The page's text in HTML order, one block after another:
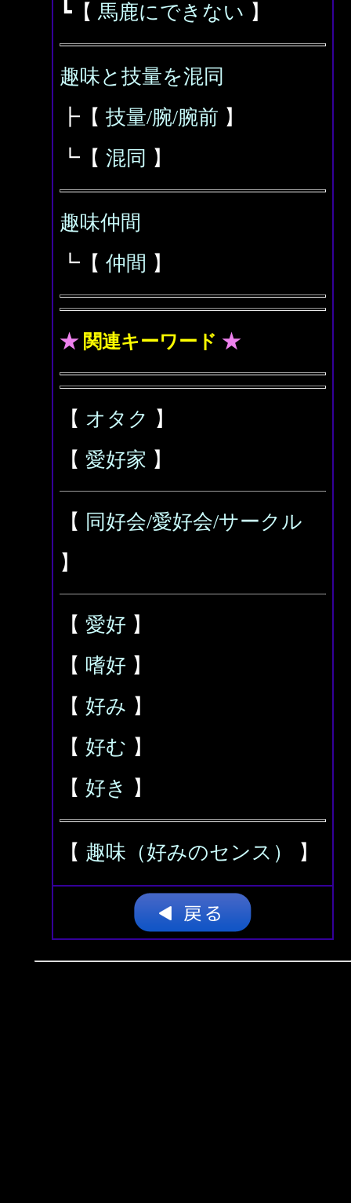
┗【 馬鹿にできない 】
趣味と技量を混同
┣【 技量/腕/腕前 】
┗【 混同 】
趣味仲間
┗【 仲間 】
★ 関連キーワード ★
【 オタク 】
【 愛好家 】
【 同好会/愛好会/サークル
】
【 愛好 】
【 嗜好 】
【 好み 】
【 好む 】
【 好き 】
【 趣味（好みのセンス） 】